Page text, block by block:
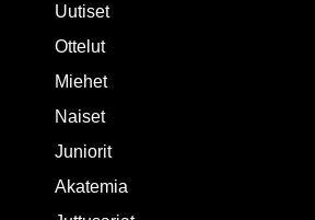
Uutiset
Ottelut
Miehet
Naiset
Juniorit
Akatemia